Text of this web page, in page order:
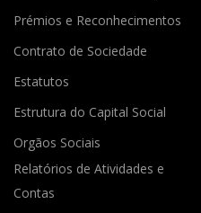
Prémios e Reconhecimentos
Contrato de Sociedade
Estatutos
Estrutura do Capital Social
Orgãos Sociais
Relatórios de Atividades e
Contas